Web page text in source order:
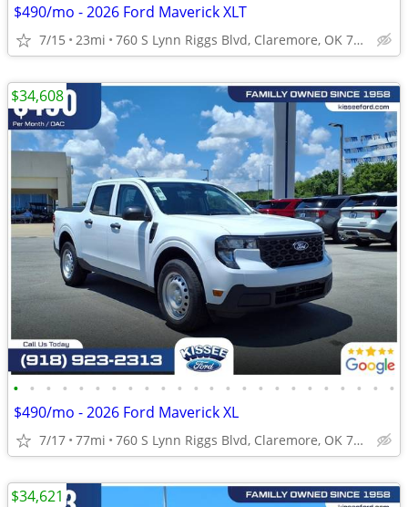
$490/mo - 2026 Ford Maverick XLT
7/15 23mi 760 S Lynn Riggs Blvd, Claremore, OK 74017
• • • • • • • • • • • • • • • • • • • • • • • •
$490/mo - 2026 Ford Maverick XL
7/17 77mi 760 S Lynn Riggs Blvd, Claremore, OK 74017
$34,608
$34,621